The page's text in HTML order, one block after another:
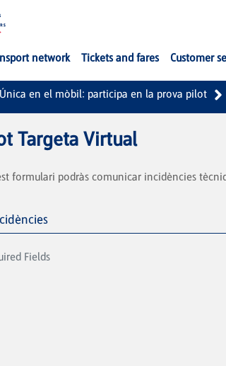
network Tickets and fares Customer
en el mòbil: participa en la prova pilot
Targeta Virtual
formulari podràs comunicar incidències
Fields